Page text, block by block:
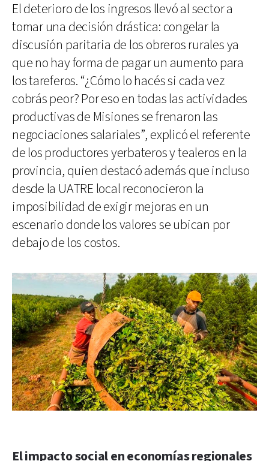
El deterioro de los ingresos llevó al sector a
tomar una decisión drástica: congelar la
discusión paritaria de los obreros rurales ya
que no hay forma de pagar un aumento para
los tareferos. “¿Cómo lo hacés si cada vez
cobrás peor? Por eso en todas las actividades
productivas de Misiones se frenaron las
negociaciones salariales”, explicó el referente
de los productores yerbateros y tealeros en la
provincia, quien destacó además que incluso
desde la UATRE local reconocieron la
imposibilidad de exigir mejoras en un
escenario donde los valores se ubican por
debajo de los costos.
El impacto social en economías regionales